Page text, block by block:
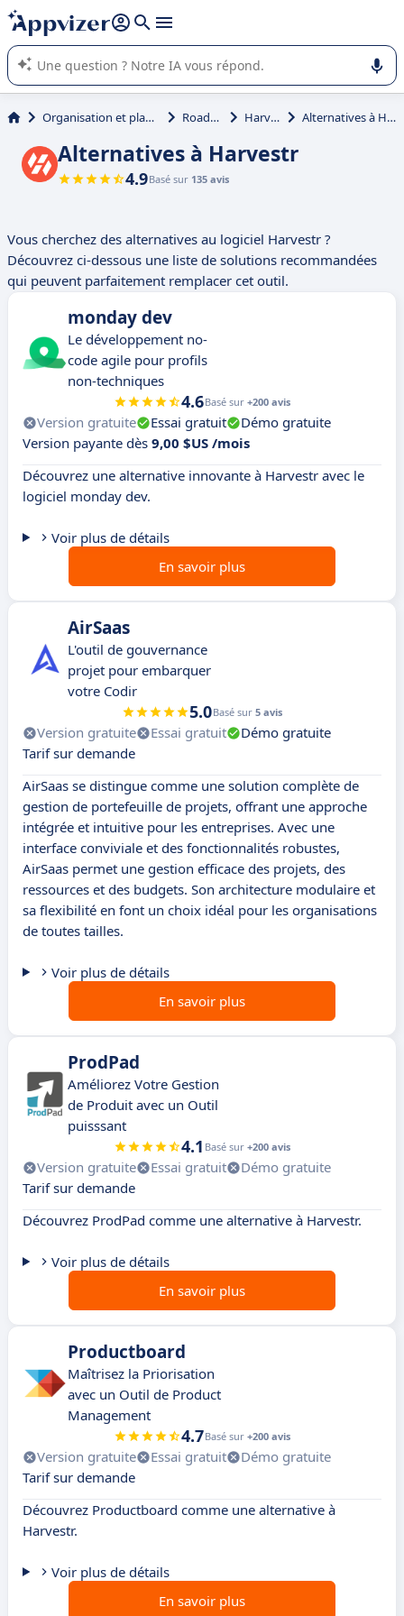
répondre (plusieurs lignes avec
L'IA de Appvizer vous guide dans l'utilisation ou la sélection de
logiciel SaaS en entreprise.
Organisation et planification Roadmap Harvestr Alternatives à Harvestr
Alternatives à Harvestr
4.9Basé sur 135 avis
Vous cherchez des alternatives au logiciel Harvestr ?
Découvrez ci-dessous une liste de solutions recommandées
qui peuvent parfaitement remplacer cet outil.
monday dev
Le développement no-
code agile pour profils
non-techniques
4.6Basé sur +200 avis
Version gratuite Essai gratuit
Démo gratuite
Version payante dès 9,00 $US /mois
Découvrez une alternative innovante à Harvestr avec le
logiciel monday dev.
Voir plus de détails
En savoir plus
AirSaas
L'outil de gouvernance
projet pour embarquer
votre Codir
5.0Basé sur 5 avis
Version gratuite Essai gratuit
Démo gratuite
Tarif sur demande
AirSaas se distingue comme une solution complète de
gestion de portefeuille de projets, offrant une approche
intégrée et intuitive pour les entreprises. Avec une
interface conviviale et des fonctionnalités robustes,
AirSaas permet une gestion efficace des projets, des
ressources et des budgets. Son architecture modulaire et
sa flexibilité en font un choix idéal pour les organisations
de toutes tailles.
Voir plus de détails
En savoir plus
ProdPad
Améliorez Votre Gestion
de Produit avec un Outil
puisssant
4.1 Basé sur +200 avis
Version gratuite Essai gratuit
Démo gratuite
Tarif sur demande
Découvrez ProdPad comme une alternative à Harvestr.
Voir plus de détails
En savoir plus
Productboard
Maîtrisez la Priorisation
avec un Outil de Product
Management
4.7Basé sur +200 avis
Version gratuite Essai gratuit
Démo gratuite
Tarif sur demande
Découvrez Productboard comme une alternative à
Harvestr.
Voir plus de détails
En savoir plus